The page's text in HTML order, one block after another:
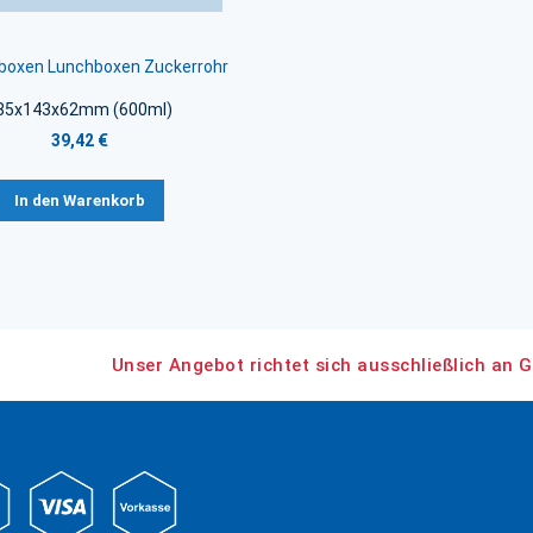
Lunchboxen Zuckerrohr
(600ml)
39,42 €
In den Warenkorb
Unser Angebot richtet sich ausschließlich an